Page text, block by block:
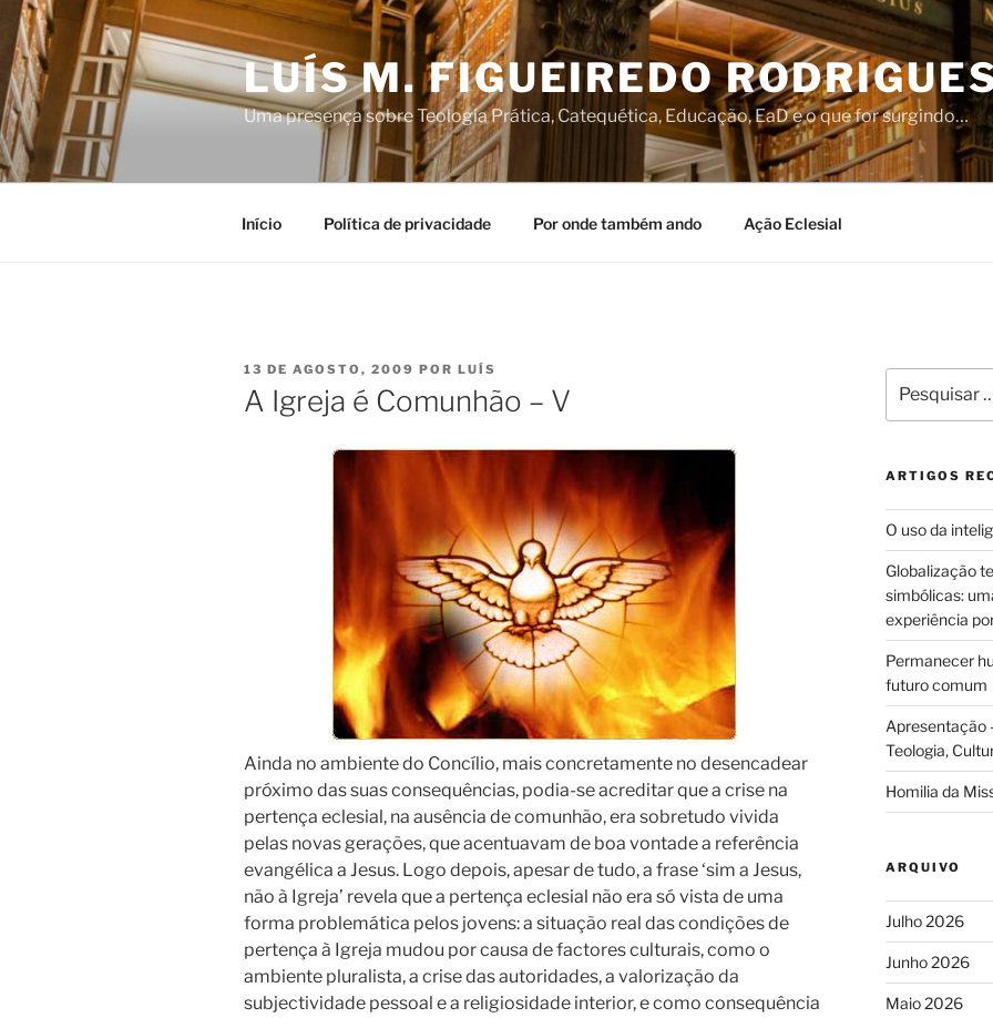
Saltar
para
conteúdo
LUÍS M. FIGUEIREDO
Uma presença sobre Teologia Prática, Catequética, Educação, EaD e o que for surgindo…
Início Política de privacidade Por onde também ando Ação Eclesial
PUBLICADO
EM
13 DE AGOSTO, 2009 POR LUÍS
A Igreja é Comunhão – V
Ainda no ambiente do Concílio, mais concretamente no desencadear
próximo das suas consequências, podia-se acreditar que a crise na
pertença eclesial, na ausência de comunhão, era sobretudo vivida
pelas novas gerações, que acentuavam de boa vontade a referência
evangélica a Jesus. Logo depois, apesar de tudo, a frase ‘sim a Jesus,
não à Igreja’ revela que a pertença eclesial não era só vista de uma
forma problemática pelos jovens: a situação real das condições de
pertença à Igreja mudou por causa de factores culturais, como o
ambiente pluralista, a crise das autoridades, a valorização da
subjectividade pessoal e a religiosidade interior, e como consequência
por:
ARTIGOS
O uso da
Globalização
simbólicas:
experiência
Permanecer
futuro comum
Apresentação
Teologia,
Homilia da
ARQUIVO
Julho 2026
Junho 2026
Maio 2026